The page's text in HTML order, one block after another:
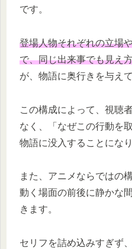
です。
登場人物それぞれの立場
で、同じ出来事でも見え
が、物語に奥行きを与えて
この構成によって、視聴
なく、「なぜこの行動を
物語に没入することになり
また、アニメならではの
動く場面の前後に静かな
きます。
セリフを詰め込みすぎず